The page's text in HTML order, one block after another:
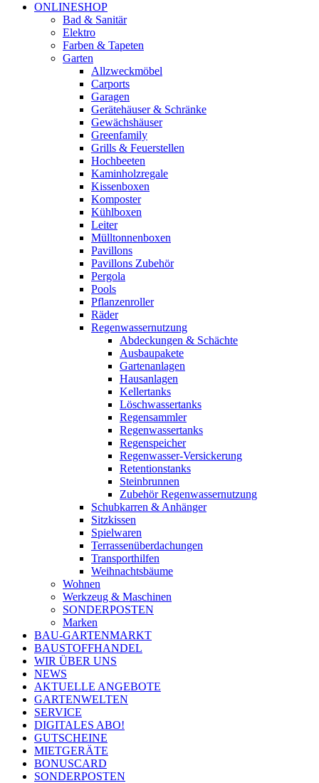
ONLINESHOP
Bad & Sanitär
Elektro
Farben & Tapeten
Garten
Allzweckmöbel
Carports
Garagen
Gerätehäuser & Schränke
Gewächshäuser
Greenfamily
Grills & Feuerstellen
Hochbeeten
Kaminholzregale
Kissenboxen
Komposter
Kühlboxen
Leiter
Mülltonnenboxen
Pavillons
Pavillons Zubehör
Pergola
Pools
Pflanzenroller
Räder
Regenwassernutzung
Abdeckungen & Schächte
Ausbaupakete
Gartenanlagen
Hausanlagen
Kellertanks
Löschwassertanks
Regensammler
Regenwassertanks
Regenspeicher
Regenwasser-Versickerung
Retentionstanks
Steinbrunnen
Zubehör Regenwassernutzung
Schubkarren & Anhänger
Sitzkissen
Spielwaren
Terrassenüberdachungen
Transporthilfen
Weihnachtsbäume
Wohnen
Werkzeug & Maschinen
SONDERPOSTEN
Marken
BAU-GARTENMARKT
BAUSTOFFHANDEL
WIR ÜBER UNS
NEWS
AKTUELLE ANGEBOTE
GARTENWELTEN
SERVICE
DIGITALES ABO!
GUTSCHEINE
MIETGERÄTE
BONUSCARD
SONDERPOSTEN